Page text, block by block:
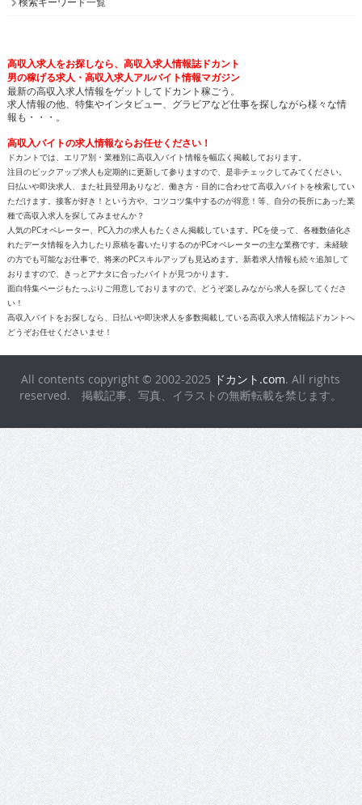
求人情報の他、特集やインタビュー、グラビアなど仕事を探しながら様々な情
報も・・・。
高収入バイトの求人情報ならお任せください！
ドカントでは、エリア別・業種別に高収入バイト情報を幅広く掲載しております。
日払いや即決求人、また社員登用ありなど、働き方・目的に合わせて高収入バイトを検索してい
ただけます。接客が好き！という方や、コツコツ集中するのが得意！等、自分の長所にあった業
種で高収入求人を探してみませんか？
人気のPCオペレーター、PC入力の求人もたくさん掲載しています。PCを使って、各種数値化さ
れたデータ情報を入力したり原稿を書いたりするのがPCオペレーターの主な業務です。未経験
の方でも可能なお仕事で、将来のPCスキルアップも見込めます。新着求人情報も続々追加して
おりますので、きっとアナタに合ったバイトが見つかります。
面白特集ページもたっぷりご用意しておりますので、どうぞ楽しみながら求人を探してくださ
い！
高収入バイトをお探しなら、日払いや即決求人を多数掲載している高収入求人情報誌ドカントへ
どうぞお任せくださいませ！
All contents copyright © 2002-2025
reserved. 掲載記事、写真、イラストの無断転載を禁じます。